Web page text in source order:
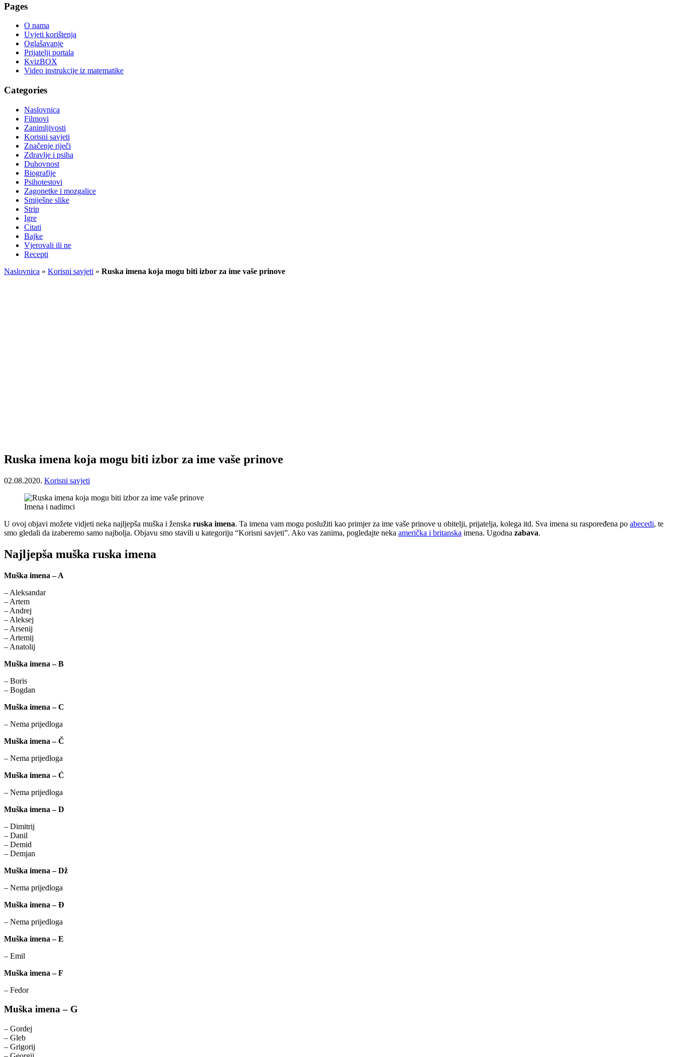
Pages
O nama
Uvjeti korištenja
Oglašavanje
Prijatelji portala
KvizBOX
Video instrukcije iz matematike
Categories
Naslovnica
Filmovi
Zanimljivosti
Korisni savjeti
Značenje riječi
Zdravlje i psiha
Duhovnost
Biografije
Psihotestovi
Zagonetke i mozgalice
Smiješne slike
Strip
Igre
Citati
Bajke
Vjerovali ili ne
Recepti
Naslovnica » Korisni savjeti » Ruska imena koja mogu biti izbor za ime vaše prinove
Ruska imena koja mogu biti izbor za ime vaše prinove
02.08.2020. Korisni savjeti
Imena i nadimci
U ovoj objavi možete vidjeti neka najljepša muška i ženska ruska imena. Ta imena vam mogu poslužiti kao primjer za ime vaše prinove u obitelji, prijatelja, kolega itd. Sva imena su raspoređena po abecedi, te
smo gledali da izaberemo samo najbolja. Objavu smo stavili u kategoriju “Korisni savjeti”. Ako vas zanima, pogledajte neka američka i britanska imena. Ugodna zabava.
Najljepša muška ruska imena
Muška imena – A
– Aleksandar
– Artem
– Andrej
– Aleksej
– Arsenij
– Artemij
– Anatolij
Muška imena – B
– Boris
– Bogdan
Muška imena – C
– Nema prijedloga
Muška imena – Č
– Nema prijedloga
Muška imena – Ć
– Nema prijedloga
Muška imena – D
– Dimitrij
– Danil
– Demid
– Demjan
Muška imena – Dž
– Nema prijedloga
Muška imena – Đ
– Nema prijedloga
Muška imena – E
– Emil
Muška imena – F
– Fedor
Muška imena – G
– Gordej
– Gleb
– Grigorij